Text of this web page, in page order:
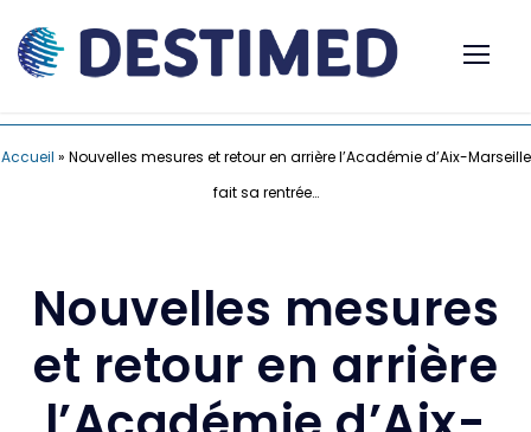
Accueil » Nouvelles mesures et retour en arrière l’Académie d’Aix-Marseille
fait sa rentrée…
Nouvelles mesures
et retour en arrière